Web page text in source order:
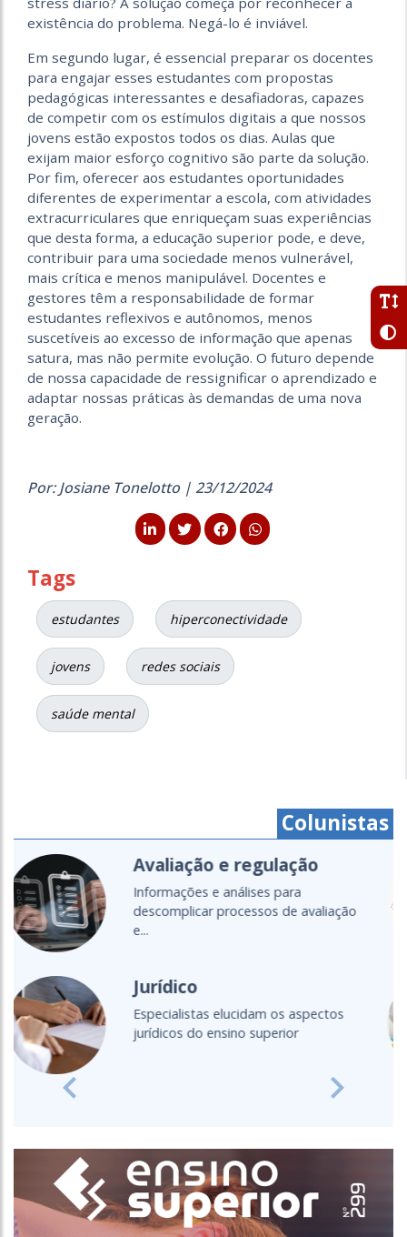
existência do problema. Negá-lo é inviável.
Em segundo lugar, é essencial preparar os docentes
para engajar esses estudantes com propostas
pedagógicas interessantes e desafiadoras, capazes
de competir com os estímulos digitais a que nossos
jovens estão expostos todos os dias. Aulas que
exijam maior esforço cognitivo são parte da solução.
Por fim, oferecer aos estudantes oportunidades
diferentes de experimentar a escola, com atividades
extracurriculares que enriqueçam suas experiências
que desta forma, a educação superior pode, e deve,
contribuir para uma sociedade menos vulnerável,
mais crítica e menos manipulável. Docentes e
gestores têm a responsabilidade de formar
estudantes reflexivos e autônomos, menos
suscetíveis ao excesso de informação que apenas
satura, mas não permite evolução. O futuro depende
de nossa capacidade de ressignificar o aprendizado e
adaptar nossas práticas às demandas de uma nova
geração.
Por: Josiane Tonelotto | 23/12/2024
Tags
estudantes hiperconectividade
jovens redes sociais
saúde mental
Colunistas
Cartografias do setor
Um olhar global para as políticas,
diálogos e transformações da...
Ensino a distância
Fique por dentro das principais
discussões acerca do EAD
Previous Next